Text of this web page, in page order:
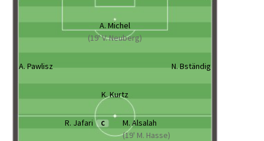
A. Michel
(19' V. Neuberg)
A. Pawlisz N. Bständig
K. Kurtz
R. Jafari C
M. Alsalah
(19' M. Hasse)